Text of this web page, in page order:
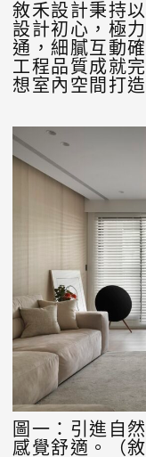
敘禾設計秉持
設計初心，極
通，細膩互動
工程品質成就
想室內空間打
圖一：引進自
感覺舒適。（